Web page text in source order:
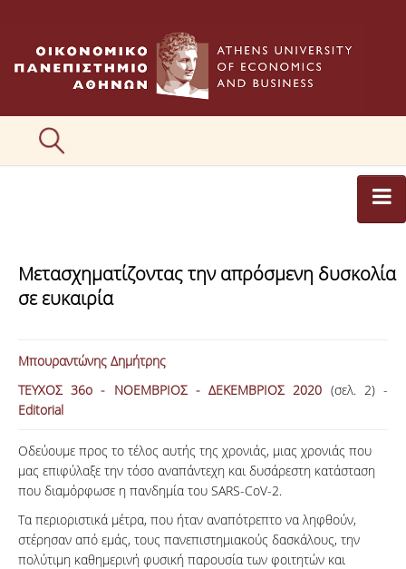
ΚΑΤΗΓΟΡΙΕΣ ΑΡΘΡΩΝ
ΕΠΙΚΟΙΝΩΝΙΑ
Μετασχηματίζοντας την απρόσμενη δυσκολία
σε ευκαιρία
Μπουραντώνης Δημήτρης
ΤΕΥΧΟΣ 36ο - ΝΟΕΜΒΡΙΟΣ - ΔΕΚΕΜΒΡΙΟΣ 2020 (σελ. 2) -
Editorial
Οδεύουμε προς το τέλος αυτής της χρονιάς, μιας χρονιάς που
μας επιφύλαξε την τόσο αναπάντεχη και δυσάρεστη κατάσταση
που διαμόρφωσε η πανδημία του SARS-CoV-2.
Τα περιοριστικά μέτρα, που ήταν αναπότρεπτο να ληφθούν,
στέρησαν από εμάς, τους πανεπιστημιακούς δασκάλους, την
πολύτιμη καθημερινή φυσική παρουσία των φοιτητών και